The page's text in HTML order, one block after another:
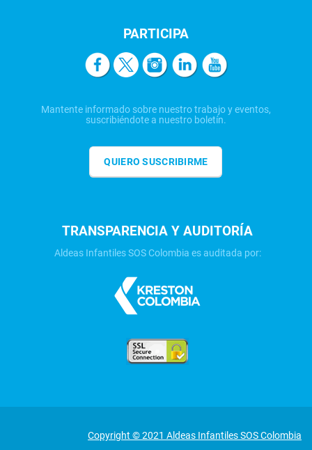
PARTICIPA
Mantente informado sobre nuestro trabajo y eventos,
suscribiéndote a nuestro boletín.
QUIERO SUSCRIBIRME
TRANSPARENCIA Y AUDITORÍA
Aldeas Infantiles SOS Colombia es auditada por:
Copyright © 2021 Aldeas Infantiles SOS Colombia